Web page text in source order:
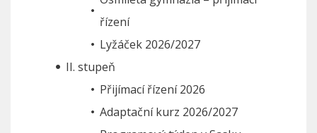
řízení
Lyžáček 2026/2027
II. stupeň
Přijímací řízení 2026
Adaptační kurz 2026/2027